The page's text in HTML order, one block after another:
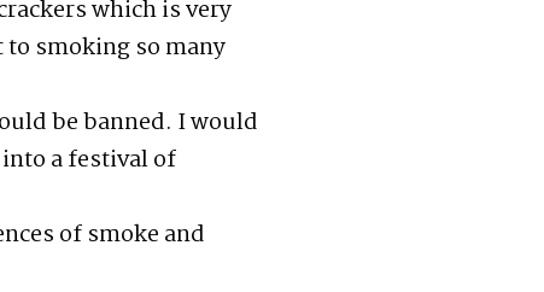
which is very
smoking so many
be banned. I would
a festival of
of smoke and